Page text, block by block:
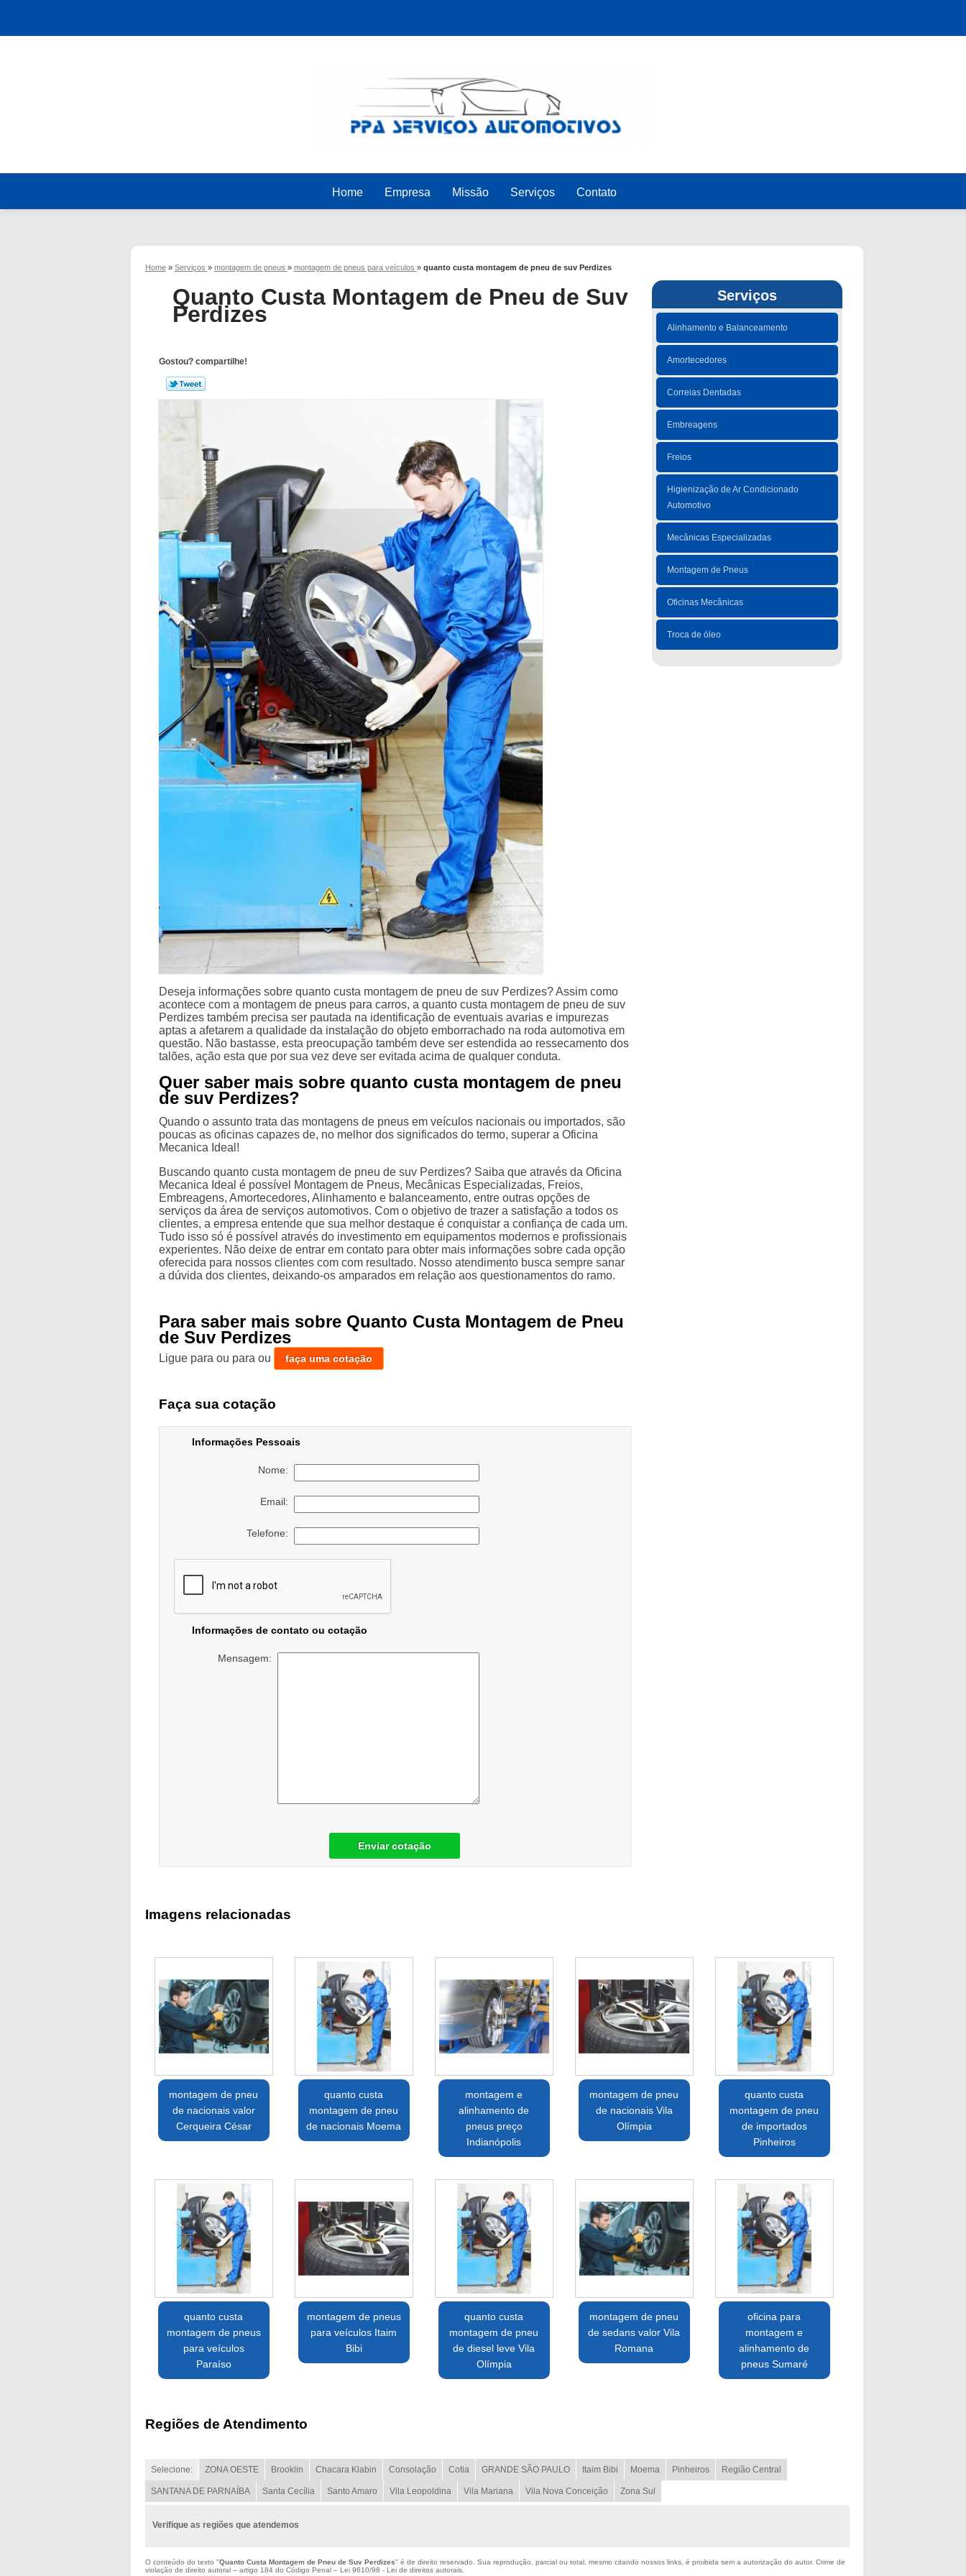
Home Empresa Missão Serviços Contato
Home » Serviços » montagem de pneus » montagem de pneus para veículos » quanto custa montagem de pneu de suv Perdizes
Serviços
Alinhamento e Balanceamento
Amortecedores
Correias Dentadas
Embreagens
Freios
Higienização de Ar Condicionado
Automotivo
Mecânicas Especializadas
Montagem de Pneus
Oficinas Mecânicas
Troca de óleo
Quanto Custa Montagem de Pneu de Suv
Perdizes
Gostou? compartilhe!
Deseja informações sobre quanto custa montagem de pneu de suv Perdizes? Assim como
acontece com a montagem de pneus para carros, a quanto custa montagem de pneu de suv
Perdizes também precisa ser pautada na identificação de eventuais avarias e impurezas
aptas a afetarem a qualidade da instalação do objeto emborrachado na roda automotiva em
questão. Não bastasse, esta preocupação também deve ser estendida ao ressecamento dos
talões, ação esta que por sua vez deve ser evitada acima de qualquer conduta.
Quer saber mais sobre quanto custa montagem de pneu
de suv Perdizes?
Quando o assunto trata das montagens de pneus em veículos nacionais ou importados, são
poucas as oficinas capazes de, no melhor dos significados do termo, superar a Oficina
Mecanica Ideal!
Buscando quanto custa montagem de pneu de suv Perdizes? Saiba que através da Oficina
Mecanica Ideal é possível Montagem de Pneus, Mecânicas Especializadas, Freios,
Embreagens, Amortecedores, Alinhamento e balanceamento, entre outras opções de
serviços da área de serviços automotivos. Com o objetivo de trazer a satisfação a todos os
clientes, a empresa entende que sua melhor destaque é conquistar a confiança de cada um.
Tudo isso só é possível através do investimento em equipamentos modernos e profissionais
experientes. Não deixe de entrar em contato para obter mais informações sobre cada opção
oferecida para nossos clientes com com resultado. Nosso atendimento busca sempre sanar
a dúvida dos clientes, deixando-os amparados em relação aos questionamentos do ramo.
Para saber mais sobre Quanto Custa Montagem de Pneu
de Suv Perdizes
Ligue paraou paraou faça uma cotação
Faça sua cotação
Informações Pessoais
Nome:
Email:
Telefone:
Informações de contato ou cotação
Mensagem:
Enviar cotação
Imagens relacionadas
montagem de pneu
de nacionais valor
Cerqueira César
quanto custa
montagem de pneu
de nacionais Moema
montagem e
alinhamento de
pneus preço
Indianópolis
montagem de pneu
de nacionais Vila
Olímpia
quanto custa
montagem de pneu
de importados
Pinheiros
quanto custa
montagem de pneus
para veículos
Paraíso
montagem de pneus
para veículos Itaim
Bibi
quanto custa
montagem de pneu
de diesel leve Vila
Olímpia
montagem de pneu
de sedans valor Vila
Romana
oficina para
montagem e
alinhamento de
pneus Sumaré
Regiões de Atendimento
Selecione: ZONA OESTE Brooklin Chacara Klabin Consolação Cotia GRANDE SÃO PAULO Itaim Bibi Moema Pinheiros Região Central
SANTANA DE PARNAÍBA Santa Cecília Santo Amaro Vila Leopoldina Vila Mariana Vila Nova Conceição Zona Sul
Verifique as regiões que atendemos
O conteúdo do texto "Quanto Custa Montagem de Pneu de Suv Perdizes" é de direito reservado. Sua reprodução, parcial ou total, mesmo citando nossos links, é proibida sem a autorização do autor. Crime de
violação de direito autoral – artigo 184 do Código Penal – Lei 9610/98 - Lei de direitos autorais.